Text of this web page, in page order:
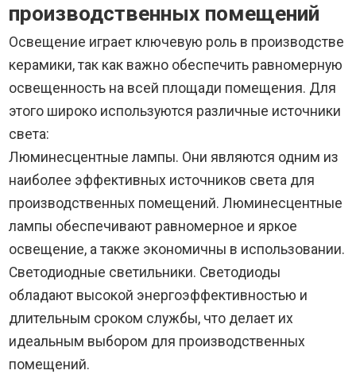
производственных помещений
Освещение играет ключевую роль в производстве
керамики, так как важно обеспечить равномерную
освещенность на всей площади помещения. Для
этого широко используются различные источники
света:
Люминесцентные лампы. Они являются одним из
наиболее эффективных источников света для
производственных помещений. Люминесцентные
лампы обеспечивают равномерное и яркое
освещение, а также экономичны в использовании.
Светодиодные светильники. Светодиоды
обладают высокой энергоэффективностью и
длительным сроком службы, что делает их
идеальным выбором для производственных
помещений.